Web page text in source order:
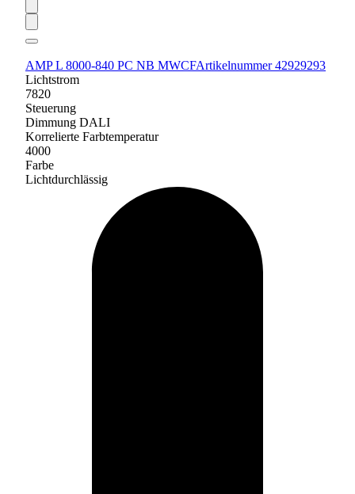
AMP L 8000-840 PC NB MWCFArtikelnummer 42929293
Lichtstrom
7820
Steuerung
Dimmung DALI
Korrelierte Farbtemperatur
4000
Farbe
Lichtdurchlässig